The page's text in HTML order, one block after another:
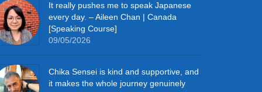
It really pushes me to speak Japanese
every day. – Aileen Chan | Canada
[Speaking Course]
09/05/2026
Chika Sensei is kind and supportive, and
it makes the whole journey genuinely